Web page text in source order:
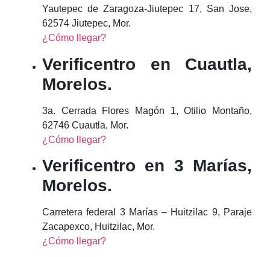
Yautepec de Zaragoza-Jiutepec 17, San Jose,
62574 Jiutepec, Mor.
¿Cómo llegar?
Verificentro en Cuautla,
Morelos.
3a. Cerrada Flores Magón 1, Otilio Montaño,
62746 Cuautla, Mor.
¿Cómo llegar?
Verificentro en 3 Marías,
Morelos.
Carretera federal 3 Marías – Huitzilac 9, Paraje
Zacapexco, Huitzilac, Mor.
¿Cómo llegar?